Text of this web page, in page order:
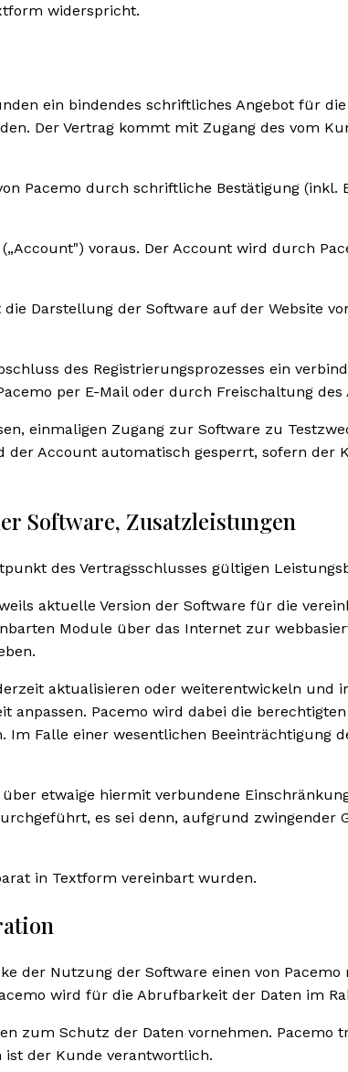
widerspricht.
ein bindendes schriftliches Angebot für
Der Vertrag kommt mit Zugang des vom
Pacemo durch schriftliche Bestätigung
voraus. Der Account wird durch
Darstellung der Software auf der Website
des Registrierungsprozesses ein
per E-Mail oder durch Freischaltung des
einmaligen Zugang zur Software zu
Account automatisch gesperrt, sofern der
Software, Zusatzleistungen
des Vertragsschlusses gültigen
aktuelle Version der Software für die
Module über das Internet zur
aktualisieren oder weiterentwickeln und
Pacemo wird dabei die
Falle einer wesentlichen Beeinträchtigung
etwaige hiermit verbundene
es sei denn, aufgrund zwingender
in Textform vereinbart wurden.
der Nutzung der Software einen von
wird für die Abrufbarkeit der Daten im
zum Schutz der Daten vornehmen.
ist der Kunde verantwortlich.